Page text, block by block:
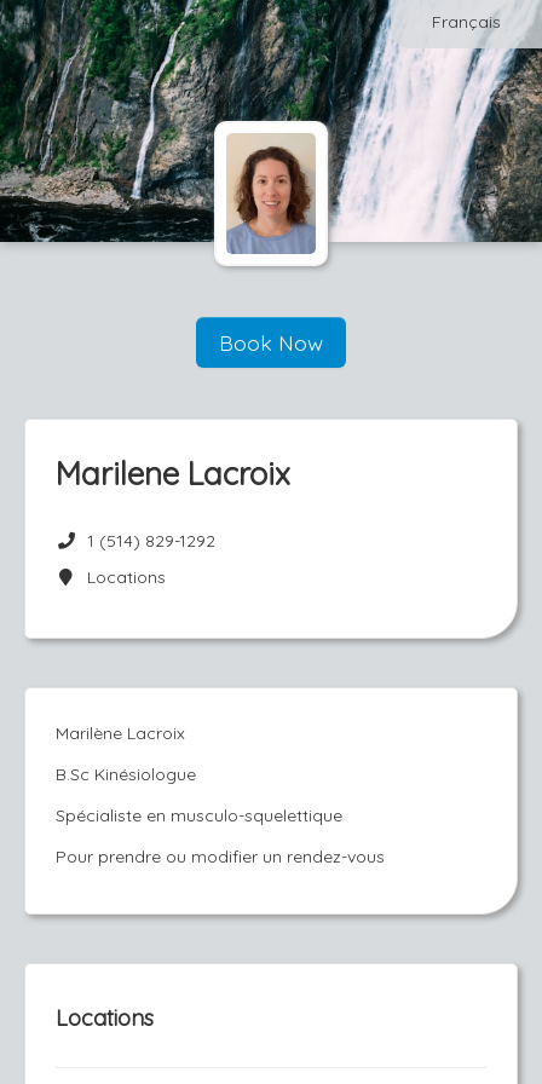
Français
Book Now
Marilene Lacroix
1 (514) 829-1292
Locations
Marilène Lacroix
B.Sc Kinésiologue
Spécialiste en musculo-squelettique
Pour prendre ou modifier un rendez-vous
Locations